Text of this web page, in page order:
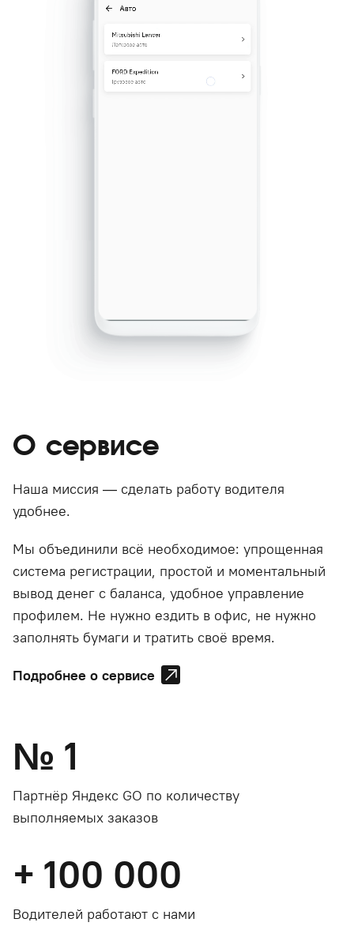
О сервисе
Наша миссия — сделать работу водителя
удобнее.
Мы объединили всё необходимое: упрощенная
система регистрации, простой и моментальный
вывод денег с баланса, удобное управление
профилем. Не нужно ездить в офис, не нужно
заполнять бумаги и тратить своё время.
Подробнее о сервисе
№ 1
Партнёр Яндекс GO по количеству
выполняемых заказов
+ 100 000
Водителей работают с нами